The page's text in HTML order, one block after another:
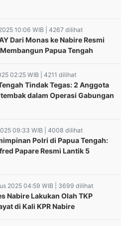
10:06 WIB | 4267 dilihat
Dari Monas ke Nabire Resmi
Papua Tengah
02:25 WIB | 4211 dilihat
Tindak Tegas: 2 Anggota
dalam Operasi Gabungan
09:33 WIB | 4008 dilihat
Polri di Papua Tengah:
Papare Resmi Lantik 5
2025 04:59 WIB | 3699 dilihat
Nabire Lakukan Olah TKP
di Kali KPR Nabire